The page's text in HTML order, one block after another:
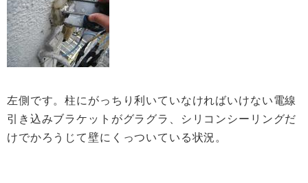
左側です。柱にがっちり利いていなければいけない電線
引き込みブラケットがグラグラ、シリコンシーリングだ
けでかろうじて壁にくっついている状況。